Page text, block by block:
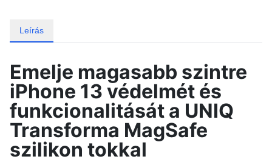
Leírás
Emelje magasabb szintre
iPhone 13 védelmét és
funkcionalitását a UNIQ
Transforma MagSafe
szilikon tokkal